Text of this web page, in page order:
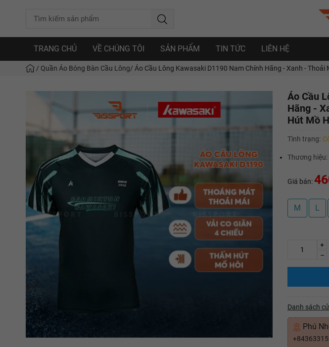
TRANG CHỦ VỀ CHÚNG TÔI SẢN PHẨM TIN TỨC LIÊN HỆ
/ Quần Áo Bóng Bàn Cầu Lông/ Áo Cầu Lông Kawasaki D1190 Nam Chính Hãng - Xanh -
Áo Cầu
Hãng -
Hút Mồ
Tình trạng:
Thương hiệu:
Giá bán:
M L
+
–
Danh sách
Phú